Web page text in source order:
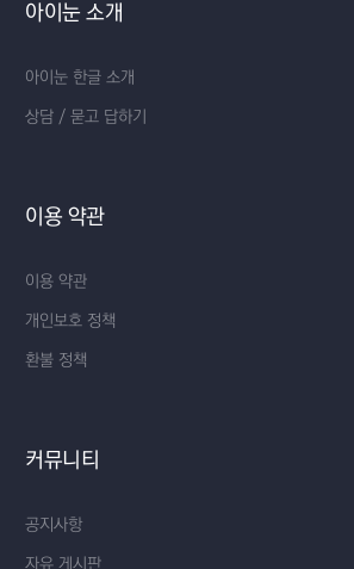
아이눈 소개
아이눈 한글 소개
상담 / 묻고 답하기
이용 약관
이용 약관
개인보호 정책
환불 정책
커뮤니티
공지사항
자유 게시판